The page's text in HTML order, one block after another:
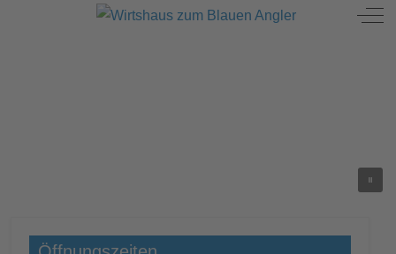
Mobile Menu Toggle Off-